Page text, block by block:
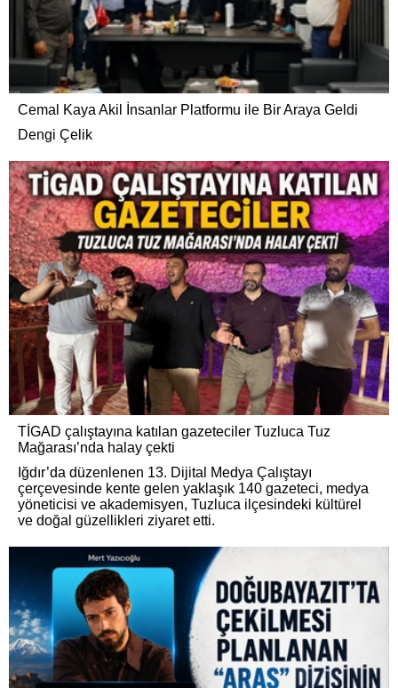
Cemal Kaya Akil İnsanlar Platformu ile Bir Araya Geldi
Dengi Çelik
TİGAD çalıştayına katılan gazeteciler Tuzluca Tuz
Mağarası’nda halay çekti
Iğdır’da düzenlenen 13. Dijital Medya Çalıştayı
çerçevesinde kente gelen yaklaşık 140 gazeteci, medya
yöneticisi ve akademisyen, Tuzluca ilçesindeki kültürel
ve doğal güzellikleri ziyaret etti.